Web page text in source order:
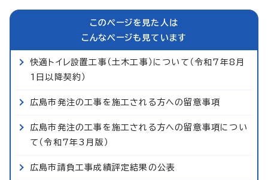
このページを見た人は
こんなページも見ています
快適トイレ設置工事（土木工事）について（令和7年8月
1日以降契約）
広島市発注の工事を施工される方への留意事項
広島市発注の工事を施工される方への留意事項につい
て（令和7年3月版）
広島市請負工事成績評定結果の公表